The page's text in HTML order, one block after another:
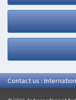
Contact us :